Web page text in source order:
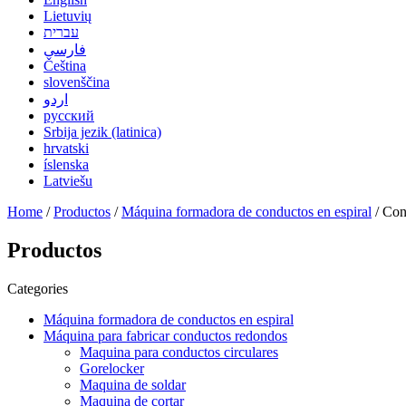
Lietuvių
עברית
فارسی
Čeština
slovenščina
اردو
русский
Srbija jezik (latinica)
hrvatski
íslenska
Latviešu
Home /Productos /Máquina formadora de conductos en espiral /
Productos
Categories
Máquina formadora de conductos en espiral
Máquina para fabricar conductos redondos
Maquina para conductos circulares
Gorelocker
Maquina de soldar
Maquina de cortar